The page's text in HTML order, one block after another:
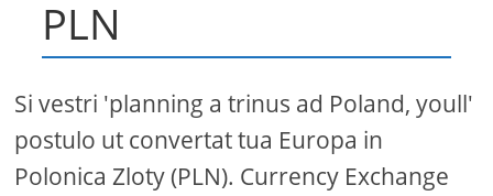
PLN
Si vestri 'planning a trinus ad Poland, youll'
postulo ut convertat tua Europa in
Polonica Zloty (PLN). Currency Exchange